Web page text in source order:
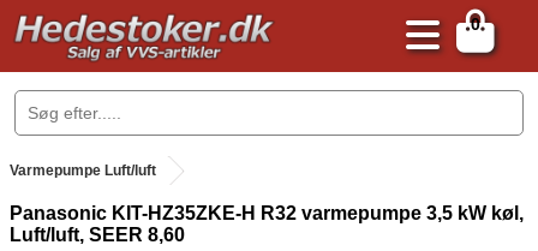
0
.
Varmepumpe Luft/luft
Panasonic KIT-HZ35ZKE-H R32 varmepumpe 3,5 kW køl,
Luft/luft, SEER 8,60